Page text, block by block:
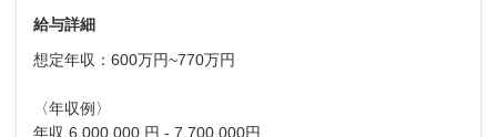
給与詳細
想定年収：600万円~770万円
〈年収例〉
年収 6,000,000 円 - 7,700,000円